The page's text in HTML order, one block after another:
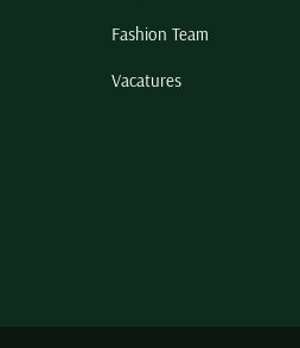
Fashion Team
Vacatures